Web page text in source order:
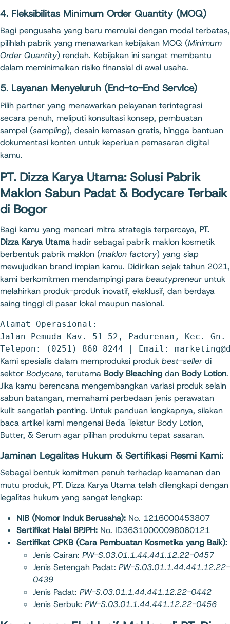
4. Fleksibilitas Minimum Order Quantity (MOQ)
Bagi pengusaha yang baru memulai dengan modal terbatas,
pilihlah pabrik yang menawarkan kebijakan MOQ (Minimum
Order Quantity) rendah. Kebijakan ini sangat membantu
dalam meminimalkan risiko finansial di awal usaha.
5. Layanan Menyeluruh (End-to-End Service)
Pilih partner yang menawarkan pelayanan terintegrasi
secara penuh, meliputi konsultasi konsep, pembuatan
sampel (sampling), desain kemasan gratis, hingga bantuan
dokumentasi konten untuk keperluan pemasaran digital
kamu.
PT. Dizza Karya Utama: Solusi Pabrik
Maklon Sabun Padat & Bodycare Terbaik
di Bogor
Bagi kamu yang mencari mitra strategis terpercaya, PT.
Dizza Karya Utama hadir sebagai pabrik maklon kosmetik
berbentuk pabrik maklon (maklon factory) yang siap
mewujudkan brand impian kamu. Didirikan sejak tahun 2021,
kami berkomitmen mendampingi para beautypreneur untuk
melahirkan produk-produk inovatif, eksklusif, dan berdaya
saing tinggi di pasar lokal maupun nasional.
Alamat Operasional:
Jalan Pemuda Kav. 51-52, Padurenan, Kec.
Kami spesialis dalam memproduksi produk best-seller di
sektor Bodycare, terutama Body Bleaching dan Body Lotion.
Jika kamu berencana mengembangkan variasi produk selain
sabun batangan, memahami perbedaan jenis perawatan
kulit sangatlah penting. Untuk panduan lengkapnya, silakan
baca artikel kami mengenai Beda Tekstur Body Lotion,
Butter, & Serum agar pilihan produkmu tepat sasaran.
Jaminan Legalitas Hukum & Sertifikasi Resmi Kami:
Sebagai bentuk komitmen penuh terhadap keamanan dan
mutu produk, PT. Dizza Karya Utama telah dilengkapi dengan
legalitas hukum yang sangat lengkap:
NIB (Nomor Induk Berusaha): No. 1216000453807
Sertifikat Halal BPJPH: No. ID36310000098060121
Sertifikat CPKB (Cara Pembuatan Kosmetika yang Baik):
Jenis Cairan: PW-S.03.01.1.44.441.12.22-0457
Jenis Setengah Padat: PW-S.03.01.1.44.441.12.22-
0439
Jenis Padat: PW-S.03.01.1.44.441.12.22-0442
Jenis Serbuk: PW-S.03.01.1.44.441.12.22-0456